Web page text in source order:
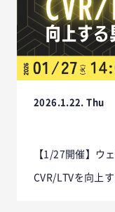
2026.1.22. Thu
【1/27開催】ウ
CVR/LTVを向上